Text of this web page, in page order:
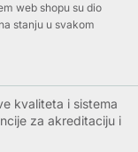
web shopu su dio
stanju u svakom
kvaliteta i sistema
za akreditaciju i